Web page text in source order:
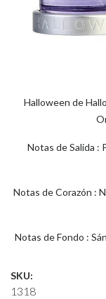
Halloween de
Notas de Salida :
Notas de Corazón :
Notas de Fondo :
SKU:
1318